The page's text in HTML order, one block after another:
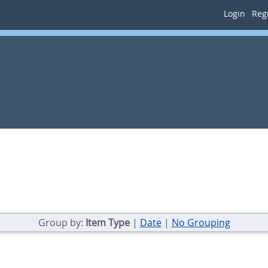
Login
Group by: Item Type| Date| No Grouping